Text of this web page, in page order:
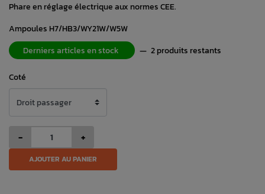
Phare en réglage électrique aux normes CEE.
Ampoules H7/HB3/WY21W/W5W
Derniers articles en stock
— 2 produits restants
Coté
- +
AJOUTER AU PANIER